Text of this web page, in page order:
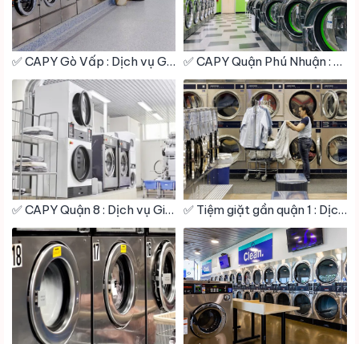
✅ CAPY Gò Vấp : Dịch vụ Giặt sấy – Giặt hấp – Giặt khô – Giặt Công Nghiệp – Vệ Sinh giày ✅ CAPY Quận Phú Nhuận : Dịch vụ Giặt sấy – Giặt hấp – Giặt khô – Giặt Công Nghiệp – Vệ Sinh giày
✅ CAPY Quận 8 : Dịch vụ Giặt sấy – Giặt hấp – Giặt khô – Giặt Công Nghiệp – Vệ Sinh giày ✅ Tiệm giặt gần quận 1 : Dịch vụ Giặt sấy – Giặt hấp – Giặt khô – Giặt Công Nghiệp – Vệ Sinh giày